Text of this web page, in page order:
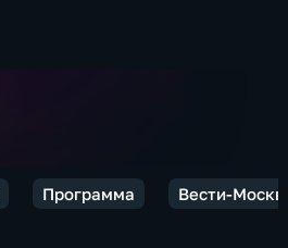
Программа Вести-